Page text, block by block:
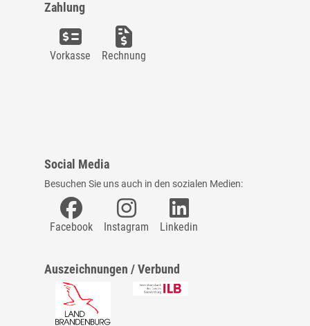
Zahlung
Vorkasse Rechnung
Social Media
Besuchen Sie uns auch in den sozialen Medien:
Facebook Instagram Linkedin
Auszeichnungen / Verbund